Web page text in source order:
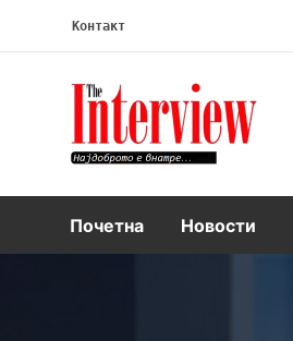
Контакт
Интервју
Почетна Новости